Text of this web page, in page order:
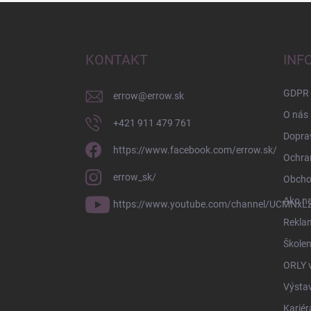
KONTAKT
errow@errow.sk
+421 911 479 761
https://www.facebook.com/errow.sk/
errow_sk/
https://www.youtube.com/channel/
GDPR
O nás
Ako
ORLY